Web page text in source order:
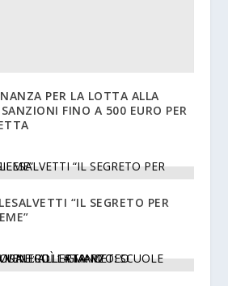
PER LA LOTTA ALLA
FINO A 500 EURO PER
“IL SEGRETO PER